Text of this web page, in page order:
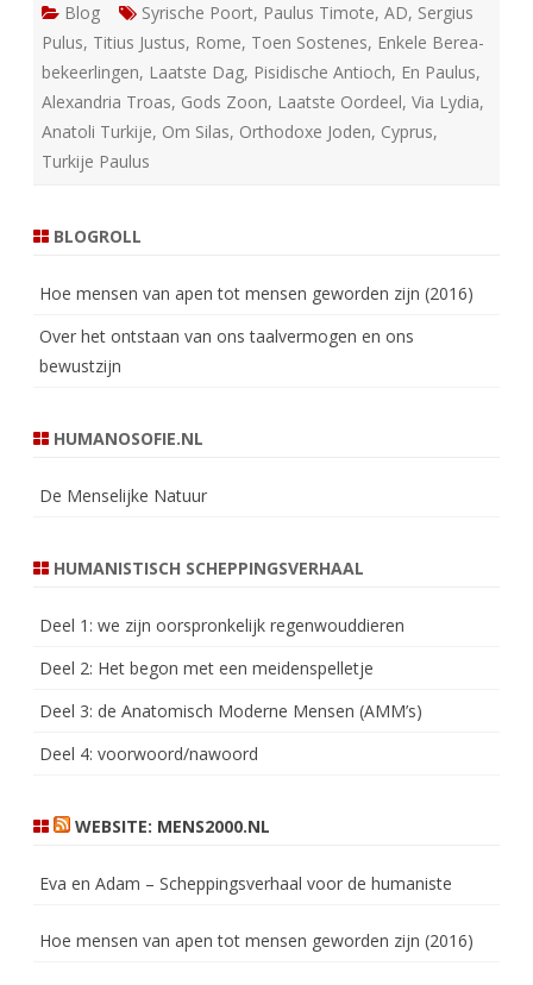
Blog Syrische Poort, Paulus Timote, AD, Sergius
Pulus, Titius Justus, Rome, Toen Sostenes, Enkele Berea-
bekeerlingen, Laatste Dag, Pisidische Antioch, En Paulus,
Alexandria Troas, Gods Zoon, Laatste Oordeel, Via Lydia,
Anatoli Turkije, Om Silas, Orthodoxe Joden, Cyprus,
Turkije Paulus
BLOGROLL
Hoe mensen van apen tot mensen geworden zijn (2016)
Over het ontstaan van ons taalvermogen en ons
bewustzijn
HUMANOSOFIE.NL
De Menselijke Natuur
HUMANISTISCH SCHEPPINGSVERHAAL
Deel 1: we zijn oorspronkelijk regenwouddieren
Deel 2: Het begon met een meidenspelletje
Deel 3: de Anatomisch Moderne Mensen (AMM’s)
Deel 4: voorwoord/nawoord
WEBSITE: MENS2000.NL
Eva en Adam – Scheppingsverhaal voor de humaniste
Hoe mensen van apen tot mensen geworden zijn (2016)